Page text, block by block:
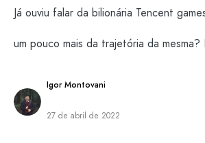
Já ouviu falar da bilionária Tencent
um pouco mais da trajetória da
Igor Montovani
27 de abril de 2022